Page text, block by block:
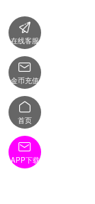

在线客服

金币充值

首页

APP下载